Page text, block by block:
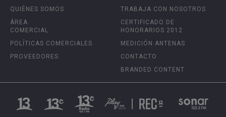
QUIÉNES SOMOS
ÁREA
COMERCIAL
POLÍTICAS COMERCIALES
PROVEEDORES
TRABAJA CON NOSOTROS
CERTIFICADO DE
HONORARIOS 2012
MEDICIÓN ANTENAS
CONTACTO
BRANDED CONTENT